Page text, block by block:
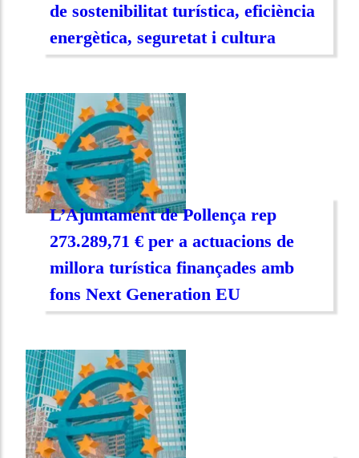
de sostenibilitat turística, eficiència
energètica, seguretat i cultura
L’Ajuntament de Pollença rep
273.289,71 € per a actuacions de
millora turística finançades amb
fons Next Generation EU